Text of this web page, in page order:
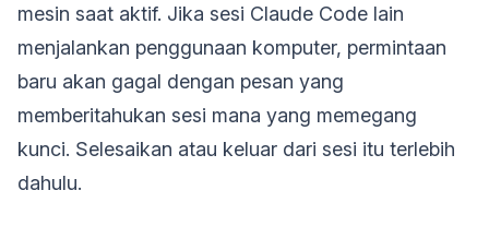
mesin saat aktif. Jika sesi Claude Code lain
menjalankan penggunaan komputer, permintaan
baru akan gagal dengan pesan yang
memberitahukan sesi mana yang memegang
kunci. Selesaikan atau keluar dari sesi itu terlebih
dahulu.